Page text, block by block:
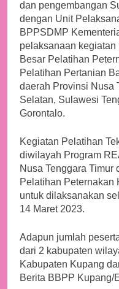
dan pengembangan
dengan Unit
BPPSDMP
pelaksanaan
Besar Pelatihan
Pelatihan Pertanian
daerah Provinsi Nusa
Selatan, Sulawesi
Gorontalo.
Kegiatan Pelatihan
diwilayah Program
Nusa Tenggara
Pelatihan Peternakan
untuk dilaksanakan
14 Maret 2023.
Adapun jumlah
dari 2 kabupaten
Kabupaten Kupang
Berita BBPP Kupang/